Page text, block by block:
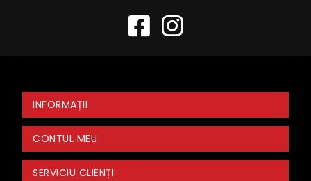
INFORMAȚII
CONTUL MEU
SERVICIU CLIENȚI